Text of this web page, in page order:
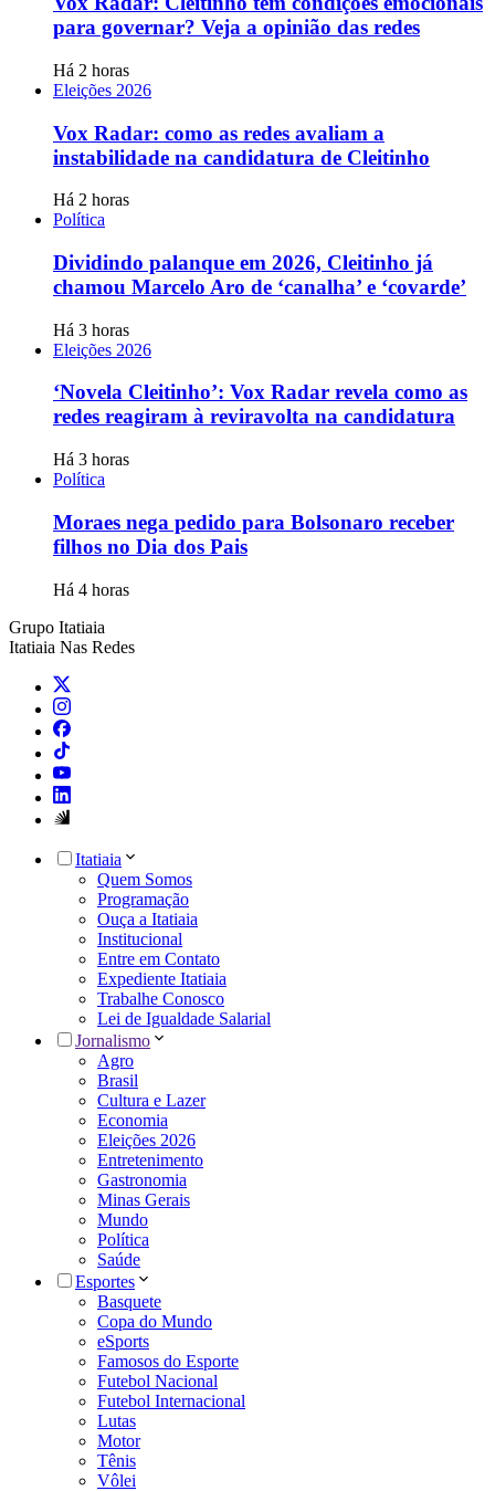
para governar? Veja a opinião das redes
Há 2 horas
Eleições 2026
Vox Radar: como as redes avaliam a
instabilidade na candidatura de Cleitinho
Há 2 horas
Política
Dividindo palanque em 2026, Cleitinho já
chamou Marcelo Aro de ‘canalha’ e ‘covarde’
Há 3 horas
Eleições 2026
‘Novela Cleitinho’: Vox Radar revela como as
redes reagiram à reviravolta na candidatura
Há 3 horas
Política
Moraes nega pedido para Bolsonaro receber
filhos no Dia dos Pais
Há 4 horas
Grupo Itatiaia
Itatiaia Nas Redes
Itatiaia
Quem Somos
Programação
Ouça a Itatiaia
Institucional
Entre em Contato
Expediente Itatiaia
Trabalhe Conosco
Lei de Igualdade Salarial
Jornalismo
Agro
Brasil
Cultura e Lazer
Economia
Eleições 2026
Entretenimento
Gastronomia
Minas Gerais
Mundo
Política
Saúde
Esportes
Basquete
Copa do Mundo
eSports
Famosos do Esporte
Futebol Nacional
Futebol Internacional
Lutas
Motor
Tênis
Vôlei